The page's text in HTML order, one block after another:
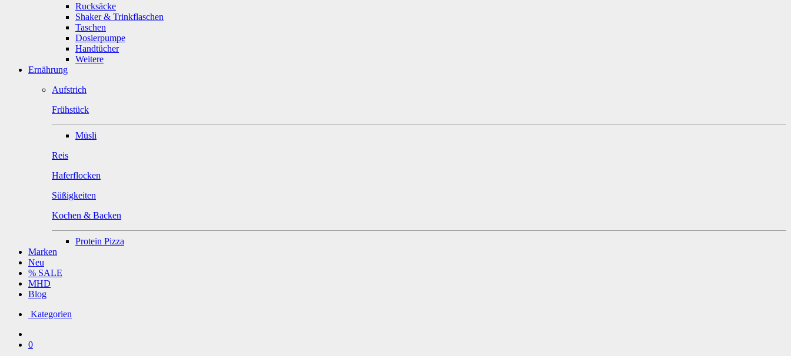
Rucksäcke
Shaker & Trinkflaschen
Taschen
Dosierpumpe
Handtücher
Weitere
Ernährung
Aufstrich
Frühstück
Müsli
Reis
Haferflocken
Süßigkeiten
Kochen & Backen
Protein Pizza
Marken
Neu
% SALE
MHD
Blog
Kategorien
0